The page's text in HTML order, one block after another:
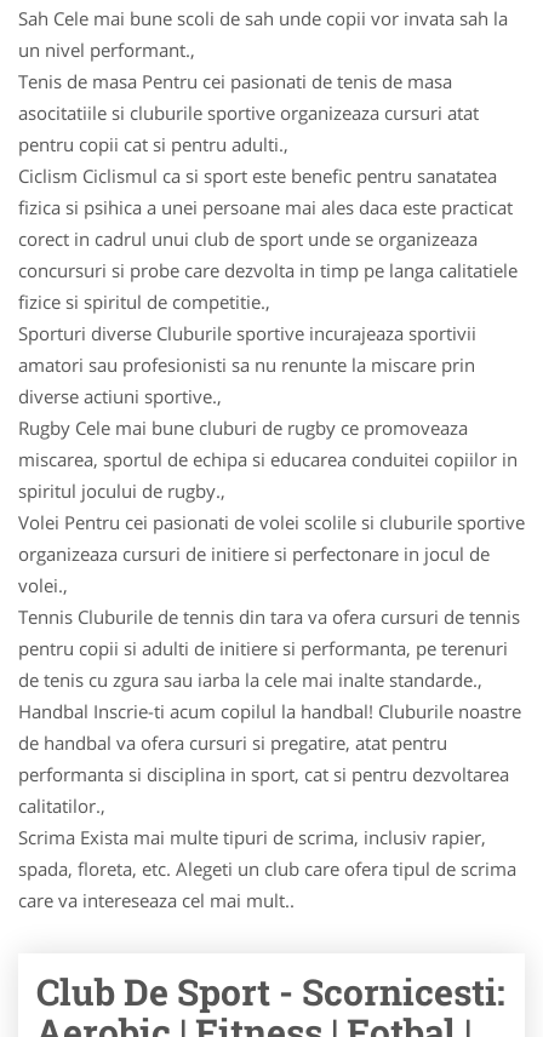
Sah Cele mai bune scoli de sah unde copii vor invata sah la
un nivel performant.,
Tenis de masa Pentru cei pasionati de tenis de masa
asocitatiile si cluburile sportive organizeaza cursuri atat
pentru copii cat si pentru adulti.,
Ciclism Ciclismul ca si sport este benefic pentru sanatatea
fizica si psihica a unei persoane mai ales daca este practicat
corect in cadrul unui club de sport unde se organizeaza
concursuri si probe care dezvolta in timp pe langa calitatiele
fizice si spiritul de competitie.,
Sporturi diverse Cluburile sportive incurajeaza sportivii
amatori sau profesionisti sa nu renunte la miscare prin
diverse actiuni sportive.,
Rugby Cele mai bune cluburi de rugby ce promoveaza
miscarea, sportul de echipa si educarea conduitei copiilor in
spiritul jocului de rugby.,
Volei Pentru cei pasionati de volei scolile si cluburile sportive
organizeaza cursuri de initiere si perfectonare in jocul de
volei.,
Tennis Cluburile de tennis din tara va ofera cursuri de tennis
pentru copii si adulti de initiere si performanta, pe terenuri
de tenis cu zgura sau iarba la cele mai inalte standarde.,
Handbal Inscrie-ti acum copilul la handbal! Cluburile noastre
de handbal va ofera cursuri si pregatire, atat pentru
performanta si disciplina in sport, cat si pentru dezvoltarea
calitatilor.,
Scrima Exista mai multe tipuri de scrima, inclusiv rapier,
spada, floreta, etc. Alegeti un club care ofera tipul de scrima
care va intereseaza cel mai mult..
Club De Sport - Scornicesti: